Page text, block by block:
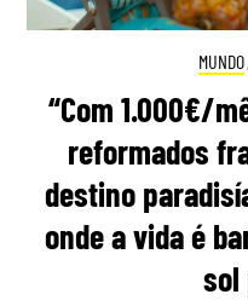
MUNDO
“Com 1.000€/
reformados
destino
onde a vida é
sol